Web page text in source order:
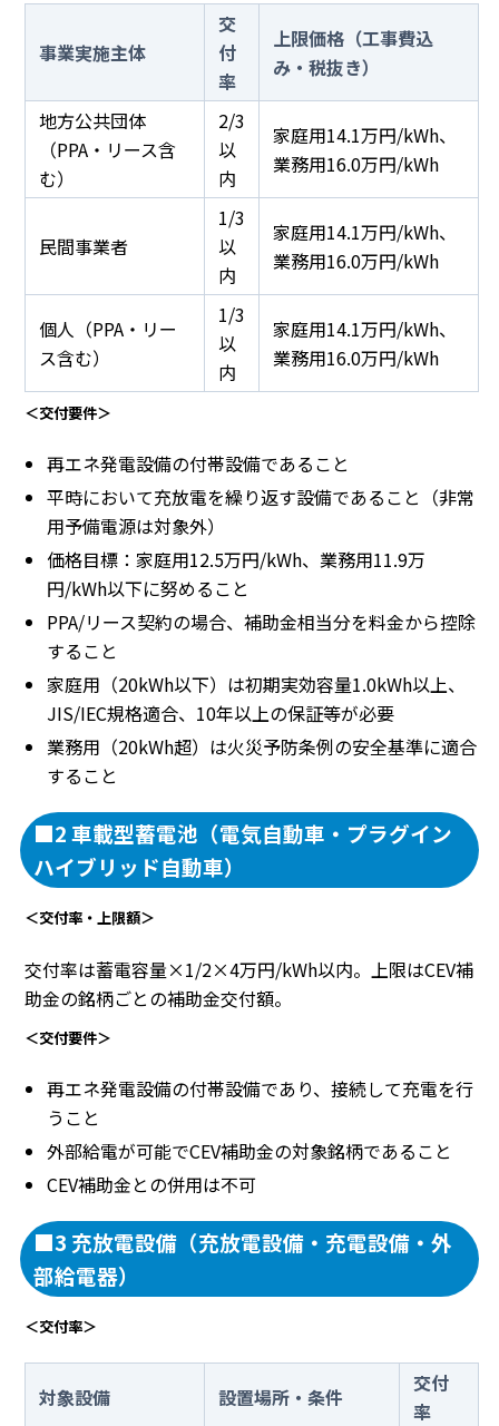
事業実施主体
交
付
率
上限価格（工事費込
み・税抜き）
地方公共団体
（PPA・リース含
む）
2/3
以
内
家庭用14.1万円/kWh、
業務用16.0万円/kWh
民間事業者
1/3
以
内
家庭用14.1万円/kWh、
業務用16.0万円/kWh
個人（PPA・リー
ス含む）
1/3
以
内
家庭用14.1万円/kWh、
業務用16.0万円/kWh
＜交付要件＞
再エネ発電設備の付帯設備であること
平時において充放電を繰り返す設備であること（非常
用予備電源は対象外）
価格目標：家庭用12.5万円/kWh、業務用11.9万
円/kWh以下に努めること
PPA/リース契約の場合、補助金相当分を料金から控除
すること
家庭用（20kWh以下）は初期実効容量1.0kWh以上、
JIS/IEC規格適合、10年以上の保証等が必要
業務用（20kWh超）は火災予防条例の安全基準に適合
すること
■2 車載型蓄電池（電気自動車・プラグイン
ハイブリッド自動車）
＜交付率・上限額＞
交付率は蓄電容量×1/2×4万円/kWh以内。上限はCEV補
助金の銘柄ごとの補助金交付額。
＜交付要件＞
再エネ発電設備の付帯設備であり、接続して充電を行
うこと
外部給電が可能でCEV補助金の対象銘柄であること
CEV補助金との併用は不可
■3 充放電設備（充放電設備・充電設備・外
部給電器）
＜交付率＞
対象設備 設置場所・条件
交付
率